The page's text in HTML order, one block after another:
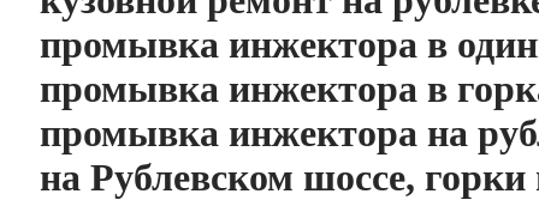
промывка инжектора в
промывка инжектора в
промывка инжектора на
на Рублевском шоссе, горки